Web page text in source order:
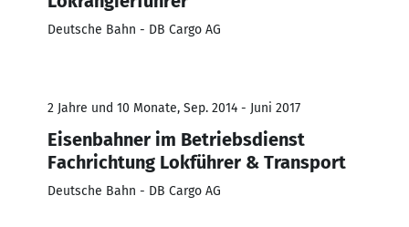
Deutsche Bahn - DB Cargo AG
2 Jahre und 10 Monate, Sep. 2014 - Juni 2017
Eisenbahner im Betriebsdienst
Fachrichtung Lokführer & Transport
Deutsche Bahn - DB Cargo AG